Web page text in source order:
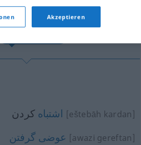
anklicken/antippen)
اشتباه كردن [eštebāh kardan]
عوضی گرفتن [awazi gereftan]
Akzeptieren